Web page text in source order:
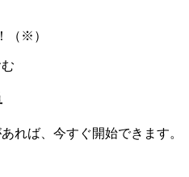
（※）
れば、今すぐ開始できます。